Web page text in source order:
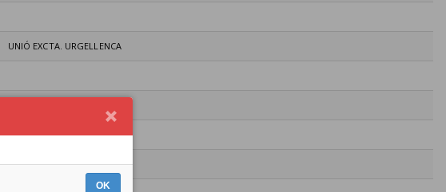
UNIÓ EXCTA. URGELLENCA
UNIÓ EXCTA. URGELLENCA
OK